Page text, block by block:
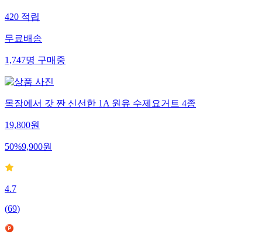
420적립
무료배송
1,747명구매중
목장에서 갓 짠 신선한 1A 원유 수제요거트 4종
19,800원
50%9,900원
4.7
(69)